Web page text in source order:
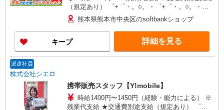
（規定あり） ゜+゜・。○。・゜+゜・。○。・゜
+゜ 入社祝い金10万円支給(規定有) お友達を紹介
頂くと, インセンティブ支給(規定有) ★月2回払
い・週払い可能（規程有）★ ゜・。○。・゜
+゜・。○。・゜+゜
熊本県熊本市中央区のsoftbankショップ
キープ 詳細を見る
派遣社員
株式会社シエロ
携帯販売スタッフ【Y!mobile】
時給1400円〜1450円（経験・能力による） ※
残業代支給 ★交通費別途支給（規定あり） ゜